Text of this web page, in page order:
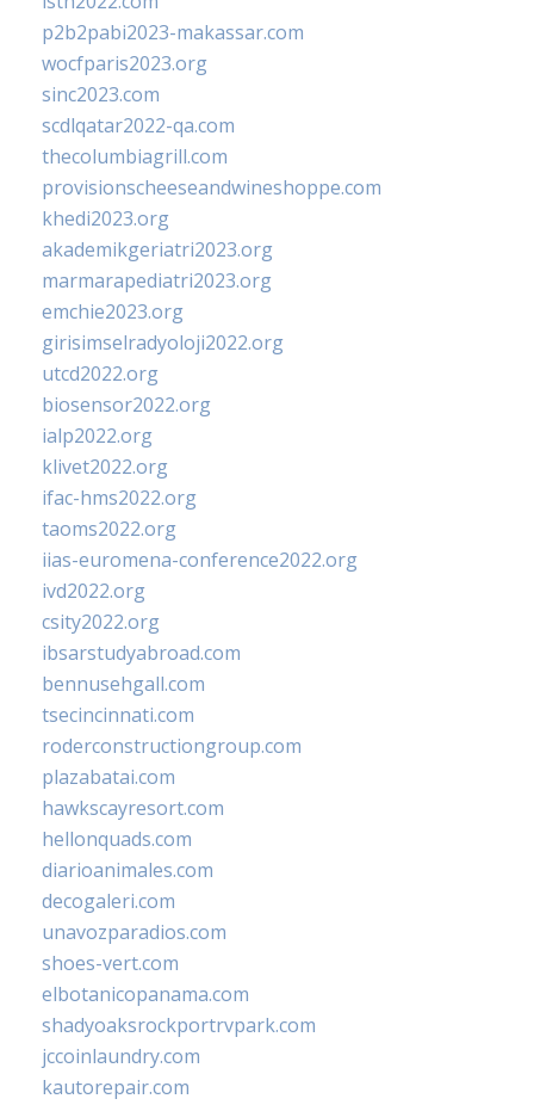
p2b2pabi2023-makassar.com
wocfparis2023.org
sinc2023.com
scdlqatar2022-qa.com
thecolumbiagrill.com
provisionscheeseandwineshoppe.com
khedi2023.org
akademikgeriatri2023.org
marmarapediatri2023.org
emchie2023.org
girisimselradyoloji2022.org
utcd2022.org
biosensor2022.org
ialp2022.org
klivet2022.org
ifac-hms2022.org
taoms2022.org
iias-euromena-conference2022.org
ivd2022.org
csity2022.org
ibsarstudyabroad.com
bennusehgall.com
tsecincinnati.com
roderconstructiongroup.com
plazabatai.com
hawkscayresort.com
hellonquads.com
diarioanimales.com
decogaleri.com
unavozparadios.com
shoes-vert.com
elbotanicopanama.com
shadyoaksrockportrvpark.com
jccoinlaundry.com
kautorepair.com